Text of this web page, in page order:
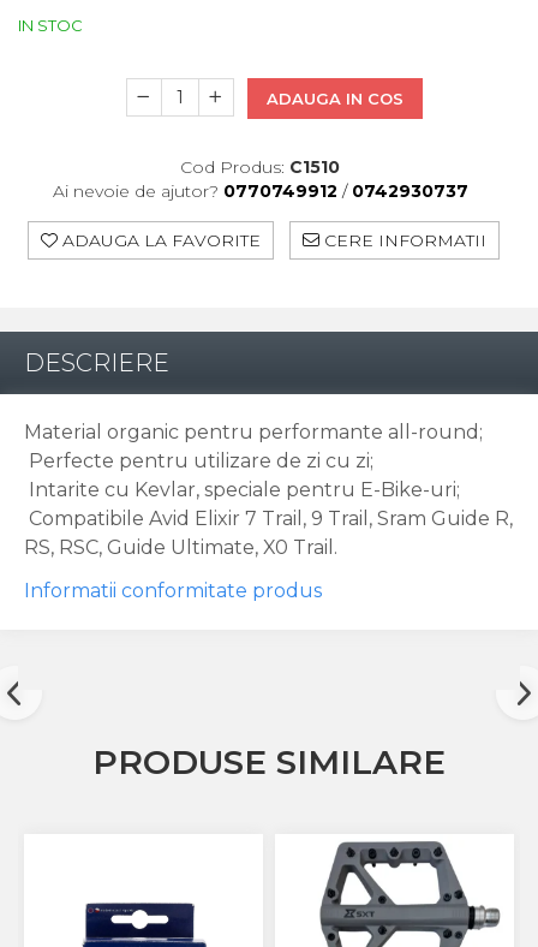
Pinioane
Saboti De Frana
Scule Bicicleta
Sei Bicicleta
Portbagaje
IN STOC
ADAUGA IN COS
Cod Produs: C1510
Ai nevoie de ajutor? 0770749912 / 0742930737
ADAUGA LA FAVORITE CERE INFORMATII
DESCRIERE
Material organic pentru performante all-round;
Perfecte pentru utilizare de zi cu zi;
Intarite cu Kevlar, speciale pentru E-Bike-uri;
Compatibile Avid Elixir 7 Trail, 9 Trail, Sram Guide R,
RS, RSC, Guide Ultimate, X0 Trail.
Informatii conformitate produs
PRODUSE SIMILARE